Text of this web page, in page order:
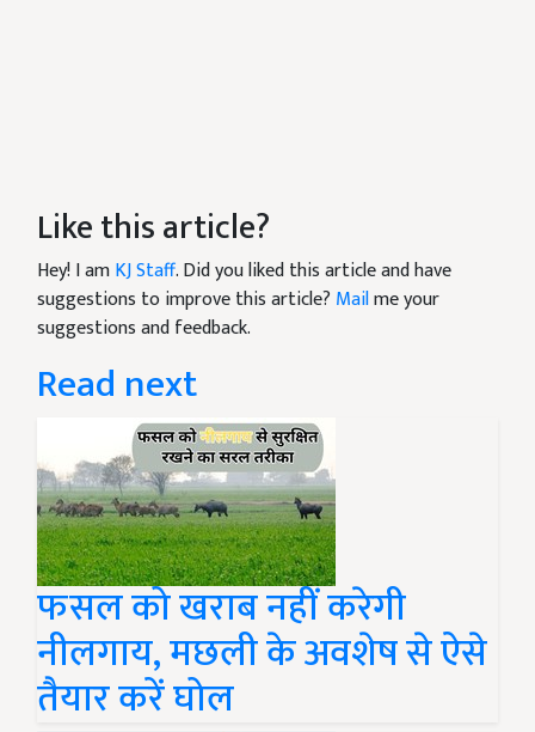
Like this article?
Hey! I amKJ Staff. Did you liked this article and have
suggestions to improve this article? Mailme your
suggestions and feedback.
Read next
फसल को खराब नहीं करेगी
नीलगाय, मछली के अवशेष से ऐसे
तैयार करें घोल